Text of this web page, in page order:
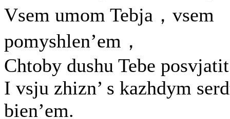
Vsem umom Tebja，vsem
pomyshlen’em，
Chtoby dushu Tebe
I vsju zhizn’ s kazhdym
bien’em.